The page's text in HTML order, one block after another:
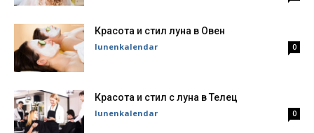
Красота и стил луна в Овен
lunenkalendar 0
Красота и стил с луна в Телец
lunenkalendar 0